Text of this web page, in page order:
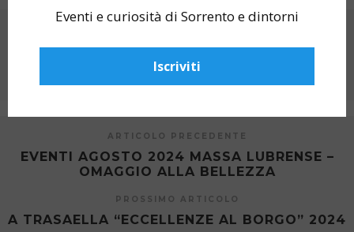
ARTICOLO PRECEDENTE
EVENTI AGOSTO 2024 MASSA LUBRENSE –
OMAGGIO ALLA BELLEZZA
PROSSIMO ARTICOLO
A TRASAELLA “ECCELLENZE AL BORGO” 2024
Eventi e curiosità di Sorrento e dintorni
Iscriviti